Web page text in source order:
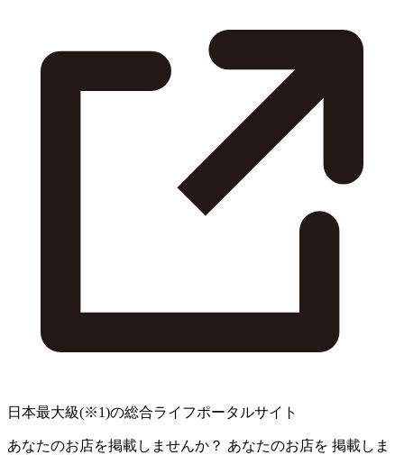
日本最大級(※1)の総合ライフポータルサイト
あなたのお店を掲載しませんか？ あなたのお店を 掲載しま